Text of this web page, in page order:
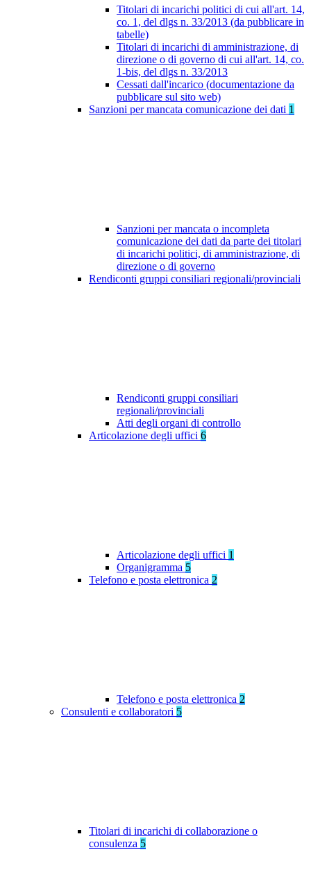
Titolari di incarichi politici di cui all'art. 14,
co. 1, del dlgs n. 33/2013 (da pubblicare in
tabelle)
Titolari di incarichi di amministrazione, di
direzione o di governo di cui all'art. 14, co.
1-bis, del dlgs n. 33/2013
Cessati dall'incarico (documentazione da
pubblicare sul sito web)
Sanzioni per mancata comunicazione dei dati 1
Sanzioni per mancata o incompleta
comunicazione dei dati da parte dei titolari
di incarichi politici, di amministrazione, di
direzione o di governo
Rendiconti gruppi consiliari regionali/provinciali
Rendiconti gruppi consiliari
regionali/provinciali
Atti degli organi di controllo
Articolazione degli uffici 6
Articolazione degli uffici 1
Organigramma 5
Telefono e posta elettronica 2
Telefono e posta elettronica 2
Consulenti e collaboratori 5
Titolari di incarichi di collaborazione o
consulenza 5